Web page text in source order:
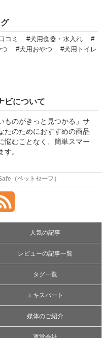
コミ #犬用食器・水入れ
#
#犬用おやつ
#犬用トイレ
ビについて
ものがきっと見つかる」サ
たのためにおすすめの商品
悩むことなく、簡単スマー
。
（ペットセーフ）
人気の記事
レビューの記事一覧
タグ一覧
エキスパート
媒体のご紹介